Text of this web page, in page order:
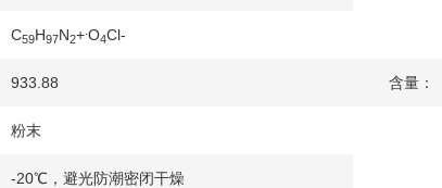
C59H97N2+O4Cl-
933.88 含量：
粉末
-20℃，避光防潮密闭干燥